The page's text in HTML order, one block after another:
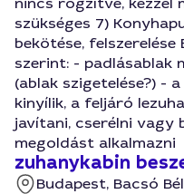
szükséges 7)
bekötése,
szerint: - padlásablak
(ablak szigetelése?) -
kinyílik, a feljáró
javítani, cserélni vagy
megoldást alkalmazni
zuhanykabin
Budapest, Bacsó